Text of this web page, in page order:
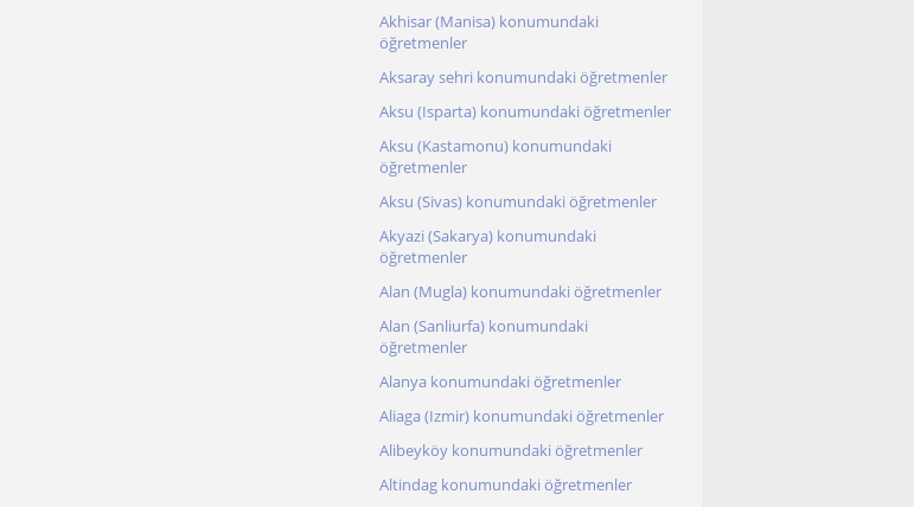
Akhisar (Manisa) konumundaki
öğretmenler
Aksaray sehri konumundaki öğretmenler
Aksu (Isparta) konumundaki öğretmenler
Aksu (Kastamonu) konumundaki
öğretmenler
Aksu (Sivas) konumundaki öğretmenler
Akyazi (Sakarya) konumundaki
öğretmenler
Alan (Mugla) konumundaki öğretmenler
Alan (Sanliurfa) konumundaki
öğretmenler
Alanya konumundaki öğretmenler
Aliaga (Izmir) konumundaki öğretmenler
Alibeyköy konumundaki öğretmenler
Altindag konumundaki öğretmenler